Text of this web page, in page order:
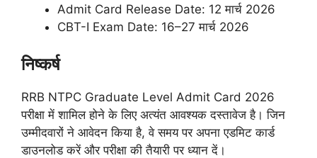
Admit Card Release Date: 12 मार्च 2026
CBT-I Exam Date: 16–27 मार्च 2026
निष्कर्ष
RRB NTPC Graduate Level Admit Card 2026
परीक्षा में शामिल होने के लिए अत्यंत आवश्यक दस्तावेज है। जिन
उम्मीदवारों ने आवेदन किया है, वे समय पर अपना एडमिट कार्ड
डाउनलोड करें और परीक्षा की तैयारी पर ध्यान दें।